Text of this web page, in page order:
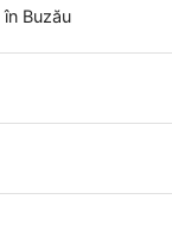
în Buzău